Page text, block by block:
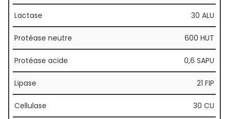
Lactase 30 ALU
Protéase neutre 600 HUT
Protéase acide 0,6 SAPU
Lipase 21 FIP
Cellulase 30 CU